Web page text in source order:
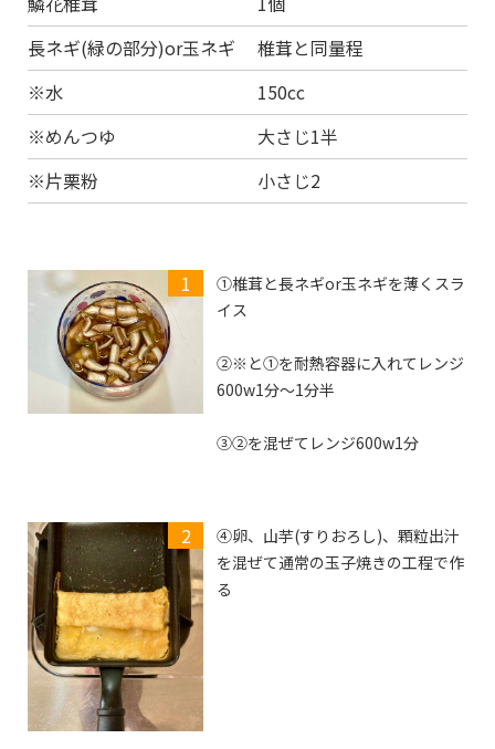
長ネギ(緑の部分)or玉ネギ 椎茸と同量程
※水 150cc
※めんつゆ 大さじ1半
※片栗粉 小さじ2
①椎茸と長ネギor玉ネギを薄くスラ
イス
②※と①を耐熱容器に入れてレンジ
600w1分〜1分半
③②を混ぜてレンジ600w1分
④卵、山芋(すりおろし)、顆粒出汁
を混ぜて通常の玉子焼きの工程で作
る